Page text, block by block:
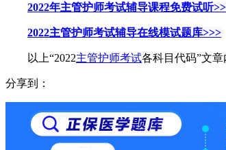
2022年主管护师考试辅导课程免费试听
2022主管护师考试辅导在线模试题库>>>
以上“2022主管护师考试各科目代码”文
分享到：